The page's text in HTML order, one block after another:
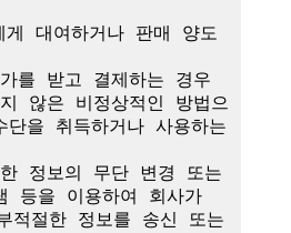
대여하거나 판매 양도
를 받고 결제하는 경우
않은 비정상적인 방법으
단을 취득하거나 사용하는
정보의 무단 변경 또는
등을 이용하여 회사가
적절한 정보를 송신 또는